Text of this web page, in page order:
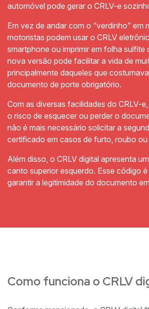
automóvel pode gerar o CRLV-e
Em vez de andar com o “verdinho” em
motoristas podem usar o CRLV
smartphone ou imprimir em folha
nova versão pode facilitar a vida de
principalmente daqueles que
documento de porte obrigatório.
Com as diversas facilidades do CRLV-
o risco de esquecer ou perder o
não é mais necessário solicitar a
certificado em casos de furto, roubo
Além disso, o CRLV digital apresenta
canto superior esquerdo. Esse código
garantir a legitimidade do documento
Como funciona o CRLV